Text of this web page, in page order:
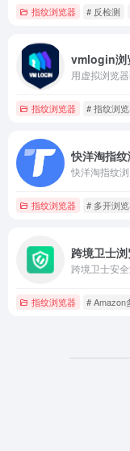
指纹浏览器 # 反检测
vmlogin浏
指纹浏览器 # 指纹浏
快洋淘指
指纹浏览器 # 多开浏
跨境卫士
指纹浏览器 # Amazon